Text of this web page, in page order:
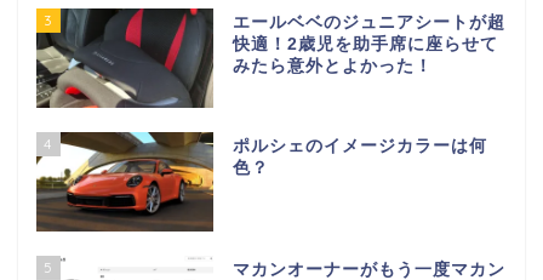
3
エールベベのジュニアシートが超
快適！2歳児を助手席に座らせて
みたら意外とよかった！
4
ポルシェのイメージカラーは何
色？
5
マカンオーナーがもう一度マカン